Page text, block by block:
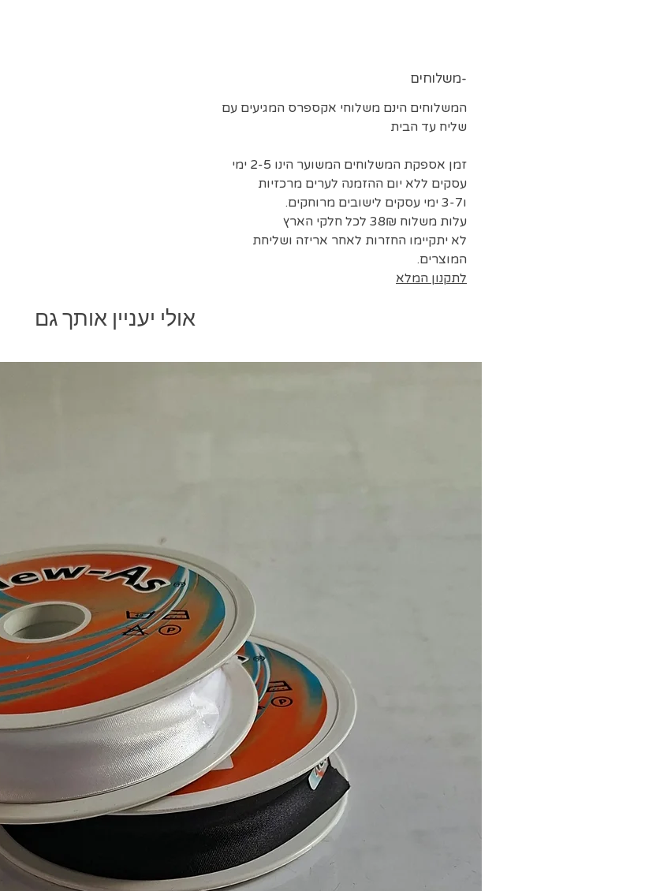
משלוחים-
המשלוחים הינם משלוחי אקספרס המגיעים עם
שליח עד הבית
זמן אספקת המשלוחים המשוער הינו 2-5 ימי
עסקים ללא יום ההזמנה לערים מרכזיות
ו3-7 ימי עסקים לישובים מרוחקים.
עלות משלוח 38₪ לכל חלקי הארץ
לא יתקיימו החזרות לאחר אריזה ושליחת
המוצרים.
לתקנון המלא
אולי יעניין אותך גם